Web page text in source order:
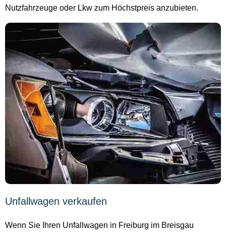
Nutzfahrzeuge oder Lkw zum Höchstpreis anzubieten.
Unfallwagen verkaufen
Wenn Sie Ihren Unfallwagen in Freiburg im Breisgau